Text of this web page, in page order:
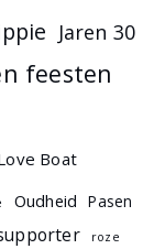
Jaren 30
feesten
Boat
Oudheid Pasen
roze